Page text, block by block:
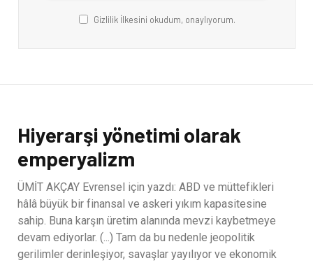
Gizlilik İlkesini okudum, onaylıyorum.
Hiyerarşi yönetimi olarak
emperyalizm
ÜMİT AKÇAY Evrensel için yazdı: ABD ve müttefikleri
hâlâ büyük bir finansal ve askeri yıkım kapasitesine
sahip. Buna karşın üretim alanında mevzi kaybetmeye
devam ediyorlar. (...) Tam da bu nedenle jeopolitik
gerilimler derinleşiyor, savaşlar yayılıyor ve ekonomik